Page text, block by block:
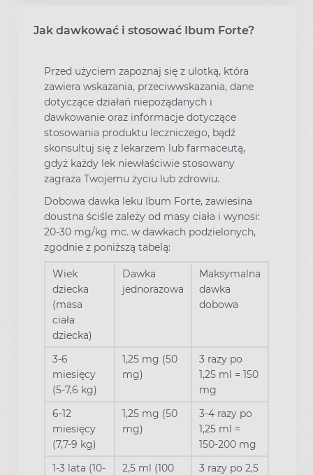
Jak dawkować i stosować Ibum Forte?
Przed użyciem zapoznaj się z ulotką, która
zawiera wskazania, przeciwwskazania, dane
dotyczące działań niepożądanych i
dawkowanie oraz informacje dotyczące
stosowania produktu leczniczego, bądź
skonsultuj się z lekarzem lub farmaceutą,
gdyż każdy lek niewłaściwie stosowany
zagraża Twojemu życiu lub zdrowiu.
Dobowa dawka leku Ibum Forte, zawiesina
doustna ściśle zależy od masy ciała i wynosi:
20-30 mg/kg mc. w dawkach podzielonych,
zgodnie z poniższą tabelą:
Wiek
dziecka
(masa
ciała
dziecka)
Dawka
jednorazowa
Maksymalna
dawka
dobowa
3-6
miesięcy
(5-7,6 kg)
1,25 mg (50
mg)
3 razy po
1,25 ml = 150
mg
6-12
miesięcy
(7,7-9 kg)
1,25 mg (50
mg)
3-4 razy po
1,25 ml =
150-200 mg
1-3 lata (10-
2,5 ml (100
3 razy po 2,5